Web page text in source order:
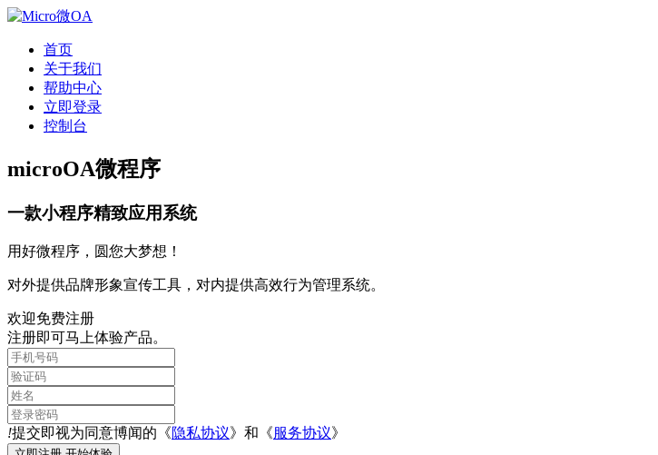
首页
关于我们
帮助中心
立即登录
控制台
microOA微程序
一款小程序精致应用系统
用好微程序，圆您大梦想！
对外提供品牌形象宣传工具，对内提供高效行为管理系统。
欢迎免费注册
注册即可马上体验产品。
!提交即视为同意博闻的《隐私协议》和《服务协议》